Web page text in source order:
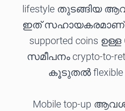
lifestyle തുടങ്ങിയ
ഇത് സഹായകരമാണ്.
supported coins
സമീപനം crypto-to-
കൂടുതൽ
Mobile top-up